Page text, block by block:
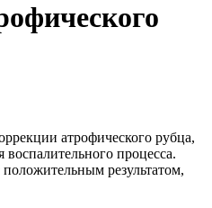
атрофического рубца,
процесса.
результатом,